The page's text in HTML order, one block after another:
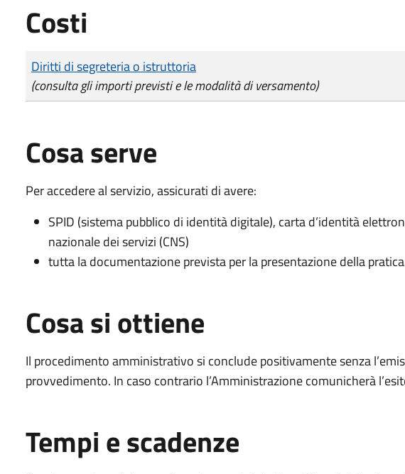
Costi
Tipo di pagamento
Importo
Diritti di segreteria o istruttoria
(consulta gli importi previsti e le modalità di versamento)
Cosa serve
Per accedere al servizio, assicurati di avere:
SPID (sistema pubblico di identità digitale), carta d’identità
nazionale dei servizi (CNS)
tutta la documentazione prevista per la presentazione della
Cosa si ottiene
Il procedimento amministrativo si conclude positivamente senza
provvedimento. In caso contrario l’Amministrazione comunicherà
Tempi e scadenze